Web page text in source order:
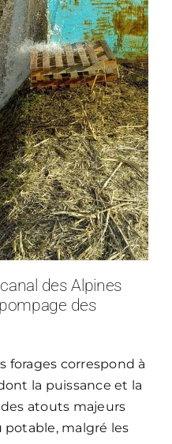
des Alpines
des
forages correspond à
la puissance et la
atouts majeurs
potable, malgré les